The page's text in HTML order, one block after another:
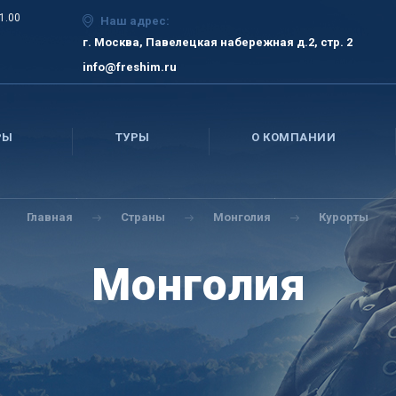
Наш адрес:
г. Москва, Павелецкая набережная д.2, стр. 2
info@freshim.ru
ТУРЫ О КОМПАНИИ
Главная Страны Монголия Курорты
Монголия